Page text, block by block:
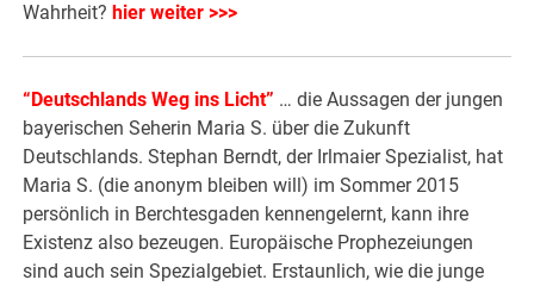
Wahrheit? hier weiter >>>
“ Deutschlands Weg ins Licht” … die Aussagen der jungen
bayerischen Seherin Maria S. über die Zukunft
Deutschlands. Stephan Berndt, der Irlmaier Spezialist, hat
Maria S. (die anonym bleiben will) im Sommer 2015
persönlich in Berchtesgaden kennengelernt, kann ihre
Existenz also bezeugen. Europäische Prophezeiungen
sind auch sein Spezialgebiet. Erstaunlich, wie die junge